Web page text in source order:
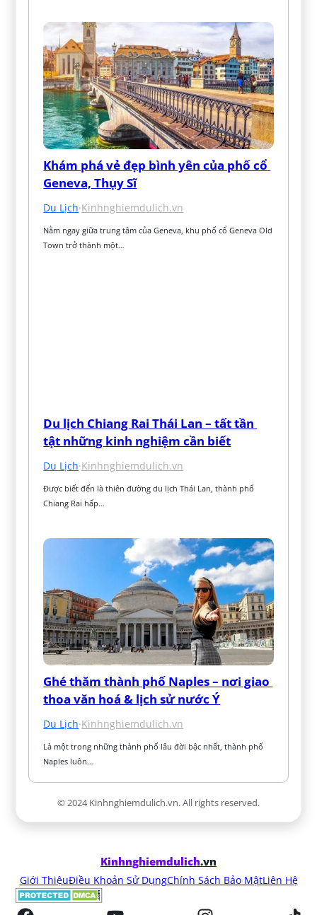
Khám phá vẻ đẹp bình yên của phố cổ
Geneva, Thụy Sĩ
Du Lịch·Kinhnghiemdulich.vn
Nằm ngay giữa trung tâm của Geneva, khu phố cổ Geneva Old
Town trở thành một…
Du lịch Chiang Rai Thái Lan – tất tần
tật những kinh nghiệm cần biết
Du Lịch·Kinhnghiemdulich.vn
Được biết đến là thiên đường du lịch Thái Lan, thành phố
Chiang Rai hấp…
Ghé thăm thành phố Naples – nơi giao
thoa văn hoá & lịch sử nước Ý
Du Lịch·Kinhnghiemdulich.vn
Là một trong những thành phố lâu đời bậc nhất, thành phố
Naples luôn…
© 2024 Kinhnghiemdulich.vn. All rights reserved.
Kinhnghiemdulich.vn
Giới ThiệuĐiều Khoản Sử DụngChính Sách Bảo MậtLiên Hệ